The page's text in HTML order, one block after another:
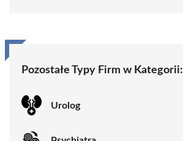
Pozostałe Typy Firm w Kategorii:
Urolog